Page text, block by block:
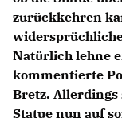
zurückkehren
Natürlich lehne
kommentierte
Bretz. Allerdings
Statue nun auf